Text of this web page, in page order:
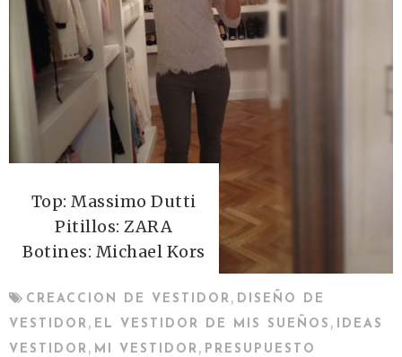
Top: Massimo Dutti
Pitillos: ZARA
Botines: Michael Kors
CREACCION DE VESTIDOR , DISEÑO DE
VESTIDOR , EL VESTIDOR DE MIS SUEÑOS ,
IDEAS
VESTIDOR , MI VESTIDOR , PRESUPUESTO